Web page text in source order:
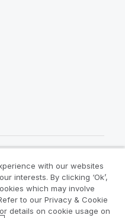
Policies
with our websites
interests. By clicking ‘Ok’,
which may involve
to our Privacy & Cookie
details on cookie usage on